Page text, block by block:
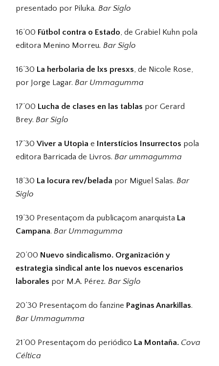
presentado por Piluka. Bar Siglo
16’00 Fútbol contra o Estado, de Grabiel Kuhn pola
editora Menino Morreu. Bar Siglo
16’30 La herbolaria de lxs presxs, de Nicole Rose,
por Jorge Lagar. Bar Ummagumma
17’00 Lucha de clases en las tablas por Gerard
Brey. Bar Siglo
17’30 Viver a Utopia e Interstícios Insurrectos pola
editora Barricada de Livros. Bar ummagumma
18’30 La locura rev/belada por Miguel Salas. Bar
Siglo
19’30 Presentaçom da publicaçom anarquista La
Campana. Bar Ummagumma
20’00 Nuevo sindicalismo. Organización y
estrategia sindical ante los nuevos escenarios
laborales por M.A. Pérez. Bar Siglo
20’30 Presentaçom do fanzine Paginas Anarkillas.
Bar Ummagumma
21’00 Presentaçom do periódico La Montaña. Cova
Céltica